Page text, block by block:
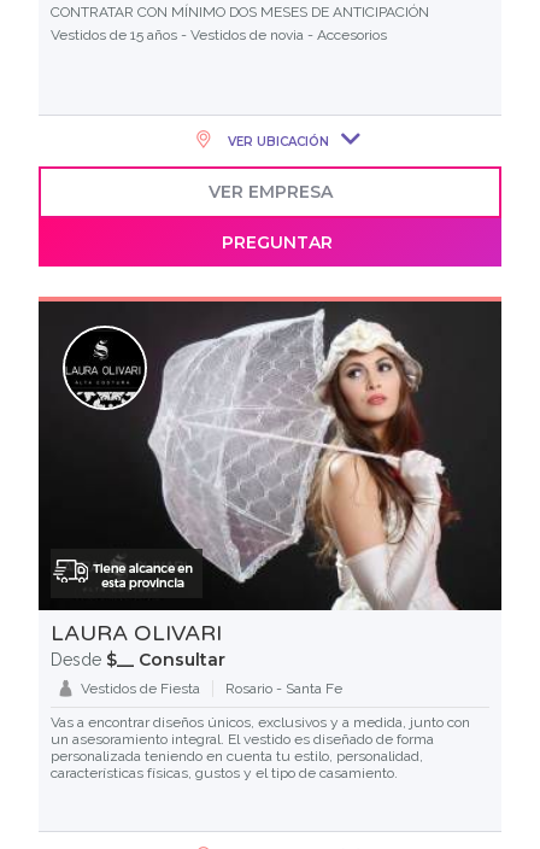
CONTRATAR CON MÍNIMO DOS MESES DE ANTICIPACIÓN
Vestidos de 15 años - Vestidos de novia - Accesorios
VER UBICACIÓN
VER EMPRESA
PREGUNTAR
LAURA OLIVARI
Desde $__ Consultar
Vestidos de Fiesta
Rosario - Santa Fe
Vas a encontrar diseños únicos, exclusivos y a medida, junto con
un asesoramiento integral. El vestido es diseñado de forma
personalizada teniendo en cuenta tu estilo, personalidad,
características físicas, gustos y el tipo de casamiento.